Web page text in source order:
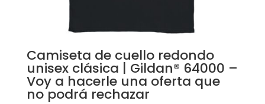
Camiseta de cuello redondo
unisex clásica | Gildan® 64000 –
Voy a hacerle una oferta que
no podrá rechazar